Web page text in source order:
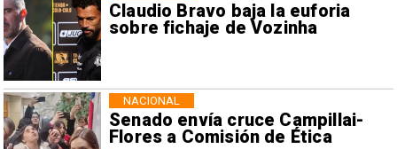
Claudio Bravo baja la euforia
sobre fichaje de Vozinha
Senado envía cruce Campillai-
Flores a Comisión de Ética
NACIONAL